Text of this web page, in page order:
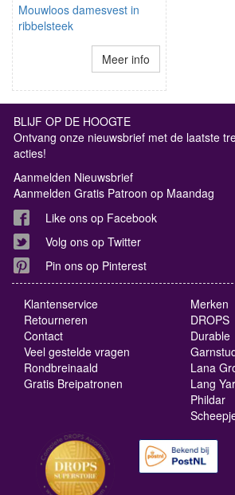
Mouwloos damesvest in
ribbelsteek
Meer info
BLIJF OP DE HOOGTE
Ontvang onze nieuwsbrief met de laatste
acties!
Aanmelden Nieuwsbrief
Aanmelden Gratis Patroon op Maandag
Like ons op Facebook
Volg ons op Twitter
Pin ons op Pinterest
Klantenservice
Retourneren
Contact
Veel gestelde vragen
Rondbreinaald
Gratis Breipatronen
Merken
DROPS
Durable
Lana
Lang
Phildar